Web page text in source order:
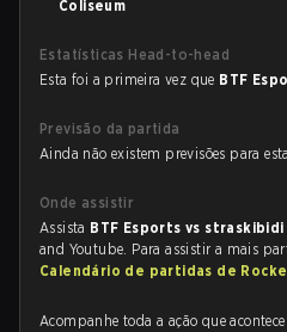
Coliseum
Estatísticas Head-to-head
Esta foi a primeira vez que BTF
Previsão da partida
Ainda não existem previsões para
Onde assistir
Assista BTF Esports vs
and Youtube. Para assistir a mais
Calendário de partidas de
Acompanhe toda a ação que